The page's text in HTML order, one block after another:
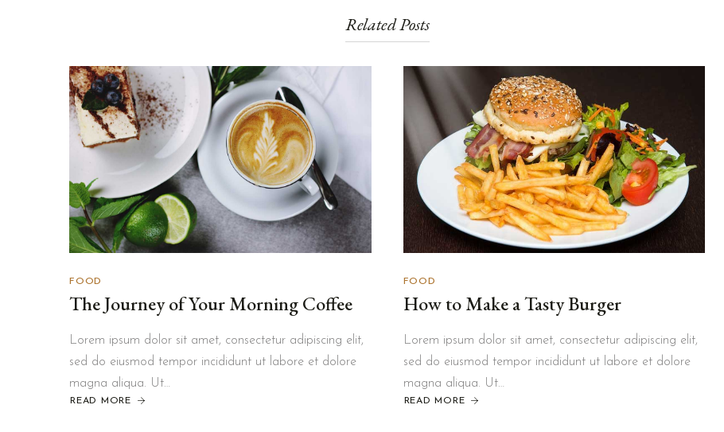
Related Posts
FOOD
The Journey of Your Morning Coffee
Lorem ipsum dolor sit amet, consectetur adipiscing elit,
sed do eiusmod tempor incididunt ut labore et dolore
magna aliqua. Ut…
READ MORE
ABOUT
FOOD
How to Make a Tasty Burger
Lorem ipsum dolor sit amet, consectetur adipiscing elit,
sed do eiusmod tempor incididunt ut labore et dolore
magna aliqua. Ut…
READ MORE
ABOUT